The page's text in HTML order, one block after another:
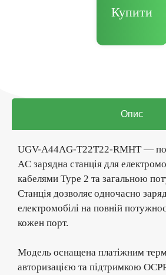
Купити
Опис
UGV-A44AG-T22T22-RMHT —
AC зарядна станція для
кабелями Type 2 та загальною
Станція дозволяє одночасно
електромобілі на повній
кожен порт.
Модель оснащена платіжним
авторизацією та підтримкою